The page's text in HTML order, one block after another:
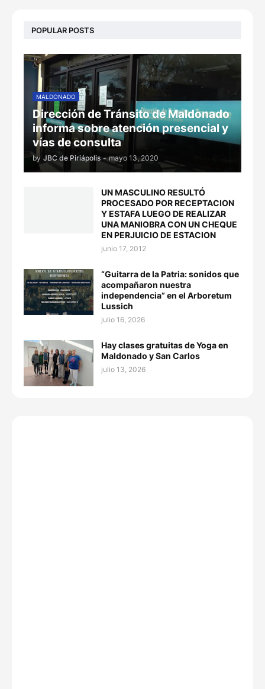
POPULAR POSTS
MALDONADO
Dirección de Tránsito de Maldonado
informa sobre atención presencial y
vías de consulta
by JBC de Piriápolis - mayo 13, 2020
UN MASCULINO RESULTÓ
PROCESADO POR RECEPTACION
Y ESTAFA LUEGO DE REALIZAR
UNA MANIOBRA CON UN CHEQUE
EN PERJUICIO DE ESTACION
junio 17, 2012
“Guitarra de la Patria: sonidos que
acompañaron nuestra
independencia” en el Arboretum
Lussich
julio 16, 2026
Hay clases gratuitas de Yoga en
Maldonado y San Carlos
julio 13, 2026